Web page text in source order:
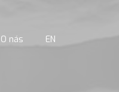
O nás EN